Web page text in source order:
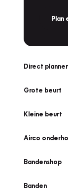
Plan
Direct
Grote beurt
Kleine beurt
Airco
Bandenshop
Banden